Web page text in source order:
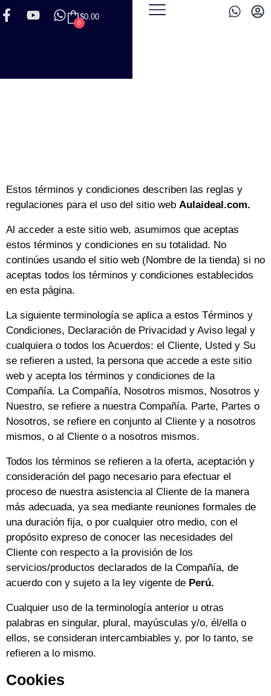
$0.00
0
Estos términos y condiciones describen las reglas y
regulaciones para el uso del sitio web Aulaideal.com.
Al acceder a este sitio web, asumimos que aceptas
estos términos y condiciones en su totalidad. No
continúes usando el sitio web (Nombre de la tienda) si no
aceptas todos los términos y condiciones establecidos
en esta página.
La siguiente terminología se aplica a estos Términos y
Condiciones, Declaración de Privacidad y Aviso legal y
cualquiera o todos los Acuerdos: el Cliente, Usted y Su
se refieren a usted, la persona que accede a este sitio
web y acepta los términos y condiciones de la
Compañía. La Compañía, Nosotros mismos, Nosotros y
Nuestro, se refiere a nuestra Compañía. Parte, Partes o
Nosotros, se refiere en conjunto al Cliente y a nosotros
mismos, o al Cliente o a nosotros mismos.
Todos los términos se refieren a la oferta, aceptación y
consideración del pago necesario para efectuar el
proceso de nuestra asistencia al Cliente de la manera
más adecuada, ya sea mediante reuniones formales de
una duración fija, o por cualquier otro medio, con el
propósito expreso de conocer las necesidades del
Cliente con respecto a la provisión de los
servicios/productos declarados de la Compañía, de
acuerdo con y sujeto a la ley vigente de Perú.
Cualquier uso de la terminología anterior u otras
palabras en singular, plural, mayúsculas y/o, él/ella o
ellos, se consideran intercambiables y, por lo tanto, se
refieren a lo mismo.
Cookies